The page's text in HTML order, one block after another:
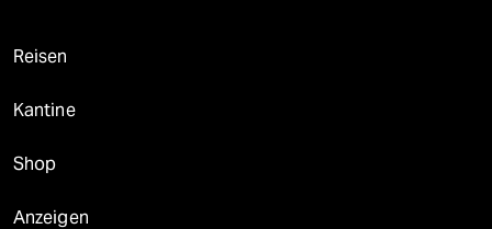
Reisen
Kantine
Shop
Anzeigen